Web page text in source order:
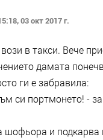
03 окт 2017 г.
в такси. Вече
дамата
ги е забравила:
си портмонето! -
шофьора и подкарва